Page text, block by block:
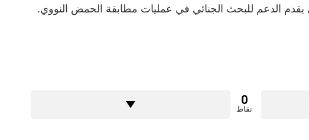
الدعم للبحث الجنائي في عمليات مطابقة الحمض النووي.
0
نقاط